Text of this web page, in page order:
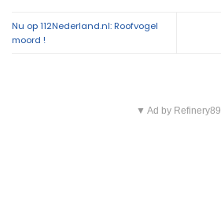
Nu op 112Nederland.nl: Roofvogel
moord !
▼ Ad by Refinery89